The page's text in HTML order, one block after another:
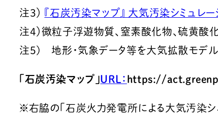
注3）
『石炭汚染マップ』 大気汚染シミュレ
注4）微粒子浮遊物質、窒素酸化物、硫黄酸
注5) 地形・気象データ等を大気拡散モデル
「石炭汚染マップ」URL： https://
※ 右脇の「石炭火力発電所による大気汚染シ